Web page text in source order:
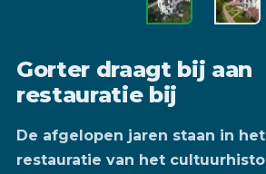
Gorter draagt bij aan
restauratie bij
De afgelopen jaren staan in
restauratie van het